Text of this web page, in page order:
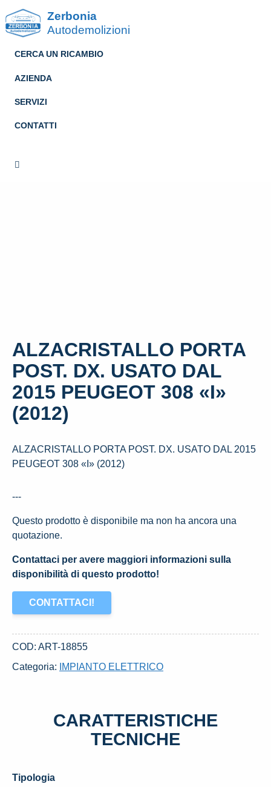
Zerbonia
Autodemolizioni
CERCA UN RICAMBIO
AZIENDA
SERVIZI
CONTATTI
ALZACRISTALLO PORTA
POST. DX. USATO DAL
2015 PEUGEOT 308 «I»
(2012)
ALZACRISTALLO PORTA POST. DX. USATO DAL 2015
PEUGEOT 308 «I» (2012)
---
Questo prodotto è disponibile ma non ha ancora una
quotazione.
Contattaci per avere maggiori informazioni sulla
disponibilità di questo prodotto!
CONTATTACI!
COD: ART-18855
Categoria:
IMPIANTO ELETTRICO
CARATTERISTICHE
TECNICHE
Tipologia